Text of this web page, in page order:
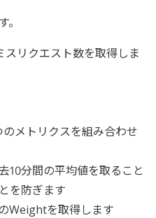
リクエスト数を取得しま
メトリクスを組み合わせ
10分間の平均値を取ること
を防ぎます
Weightを取得します